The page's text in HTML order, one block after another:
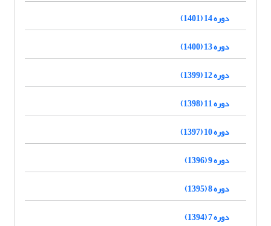
دوره 14 (1401)
دوره 13 (1400)
دوره 12 (1399)
دوره 11 (1398)
دوره 10 (1397)
دوره 9 (1396)
دوره 8 (1395)
دوره 7 (1394)